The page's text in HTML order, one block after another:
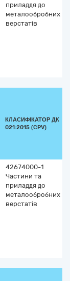
приладдя до
металообробних
верстатів
КЛАСИФІКАТОР ДК
021:2015 (CPV)
42674000-1
Частини та
приладдя до
металообробних
верстатів